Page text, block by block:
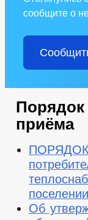
сообщите о
Порядок
приёма
Об